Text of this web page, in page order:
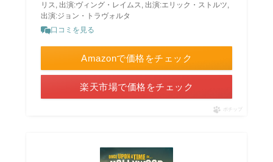
リス, 出演:ヴィング・レイムス, 出演:エリック・ストルツ,
出演:ジョン・トラヴォルタ
口コミを見る
Amazonで価格をチェック
楽天市場で価格をチェック
ポチップ